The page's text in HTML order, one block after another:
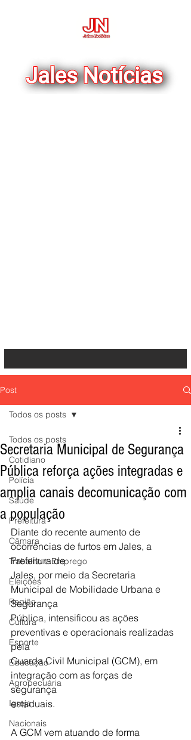
Post
Todos os posts
Cotidiano
Polícia
Saúde
Prefeitura
Câmara
Trabalho e Emprego
Eleições
Região
Cultura
Esporte
Educação
Agropecuária
Igreja
Nacionais
Todos os posts
Secretaria Municipal de Segurança
Pública reforça ações integradas e
amplia canais decomunicação com
a população
Diante do recente aumento de
ocorrências de furtos em Jales, a
Prefeitura de
Jales, por meio da Secretaria
Municipal de Mobilidade Urbana e
Segurança
Pública, intensificou as ações
preventivas e operacionais realizadas
pela
Guarda Civil Municipal (GCM), em
integração com as forças de
segurança
estaduais.
A GCM vem atuando de forma